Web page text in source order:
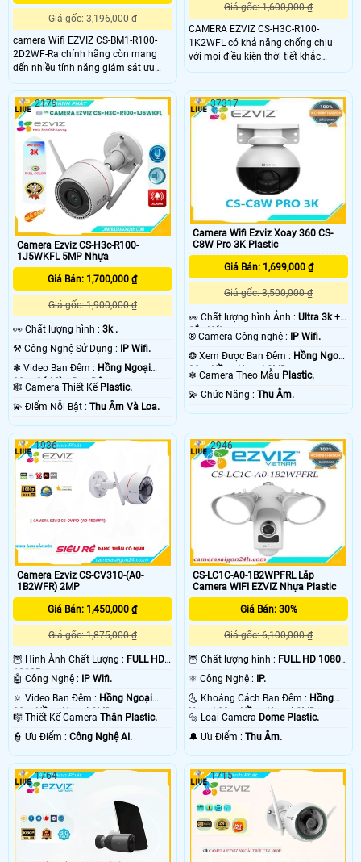
Giá gốc: 3,196,000 ₫
camera Wifi EZVIZ CS-BM1-R100-
2D2WF-Ra chính hãng còn mang
đến nhiều tính năng giám sát ưu
việt như đàm thoại 2 chiều, phát
hiện tiếng khóc, phát hiện chuyển
động, ghi hình sắc nét,…. giúp phụ
huynh có thể dễ dàng dõi theo con
nhỏ trong mỗi khoảnh khắc.
Giá gốc: 1,600,000 ₫
CAMERA EZVIZ CS-H3C-R100-
1K2WFL có khả năng chống chịu
với mọi điều kiện thời tiết khắc
nghiệt nhất. Cùng với đó CAMERA
trang bị anten kép, mang lại hiệu
suất làm việc luôn đảm bảo kết nối
camera mạnh, ổn định.
Camera Ezviz CS-H3c-R100-
1J5WKFL 5MP Nhựa
Giá Bán: 1,700,000 ₫
Giá gốc: 1,900,000 ₫
️👀 Chất lượng hình : 3k .
⚒ Công Nghệ Sử Dụng : IP Wifi.
❃ Video Ban Đêm : Hồng Ngoại
30m Có Màu Ban Ðêm.
🕸️ Camera Thiết Kế Plastic.
️💫 Điểm Nỗi Bật : Thu Âm Và Loa.
2179
Camera Wifi Ezviz Xoay 360 CS-
C8W Pro 3K Plastic
Giá Bán: 1,699,000 ₫
Giá gốc: 3,500,000 ₫
️👀 Chất lượng hình Ảnh :Ultra 3k +
Sắc Nét .
®️ Camera Công nghệ : IP Wifi.
❂ Xem Được Ban Đêm : Hồng Ngoại
30m Hồng Ngoại SMD.
❄ Camera Theo Mẫu Plastic.
️💫 Chức Năng :Thu Âm.
37317
Camera Ezviz CS-CV310-(A0-
1B2WFR) 2MP
Giá Bán: 1,450,000 ₫
Giá gốc: 1,875,000 ₫
🦉 Hình Ành Chất Lượng : FULL HD
1080P .
🤖️ Công Nghệ :
IP Wifi.
🔅 Video Ban Đêm : Hồng Ngoại
30m Hồng Ngoại SMD.
🎼️ Thiết Kế Camera Thân Plastic.
️👮 Ưu Điểm : Công Nghệ AI.
1936
CS-LC1C-A0-1B2WPFRL Lắp
Camera WIFI EZVIZ Nhựa Plastic
Giá Bán: 30%
Giá gốc: 6,100,000 ₫
🦉 Chất lượng hình : FULL HD 1080P
⚛️ Công Nghệ :
IP.
🌜 Khoảng Cách Ban Đêm : Hồng
Ngoại 20m Hồng Ngoại SMD.
🔩 Loại Camera Dome Plastic.
️🔔 Ưu Điểm :Thu Âm.
2946
1764 1715